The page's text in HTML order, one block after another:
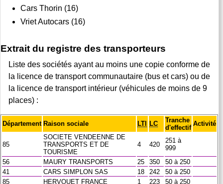
Cars Thorin (16)
Vriet Autocars (16)
Extrait du registre des transporteurs
Liste des sociétés ayant au moins une copie conforme de
la licence de transport communautaire (bus et cars) ou de
la licence de transport intérieur (véhicules de moins de 9
places) :
Département Raison sociale LTI LC
Tranche
d'effectif
Activité
85
SOCIETE VENDEENNE DE
TRANSPORTS ET DE
TOURISME
4 420
251 à
999
56
MAURY TRANSPORTS 25 350
50 à 250
41
CARS SIMPLON SAS 18 242
50 à 250
85
HERVOUET FRANCE 1 223
50 à 250